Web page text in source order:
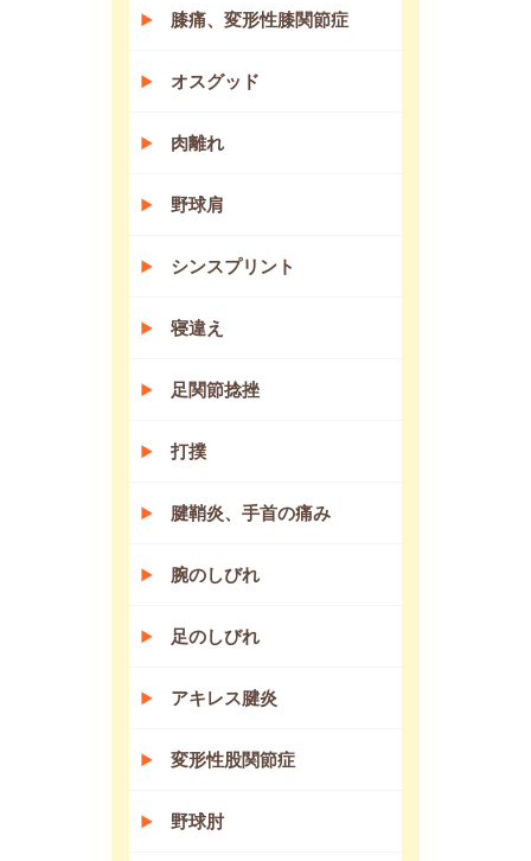
膝痛、変形性膝関節症
オスグッド
肉離れ
野球肩
シンスプリント
寝違え
足関節捻挫
打撲
腱鞘炎、手首の痛み
腕のしびれ
足のしびれ
アキレス腱炎
変形性股関節症
野球肘